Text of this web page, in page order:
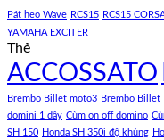
Pát heo Wave RCS15 RCS15
YAMAHA EXCITER
Thẻ
ACCOSSATO
Brembo Billet moto3 Brembo Billet
domini 1 dây Cùm on off domino
SH 150 Honda SH 350i độ khủng